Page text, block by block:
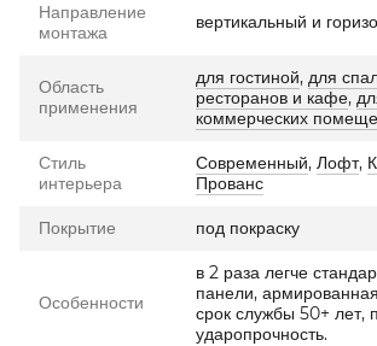
Направление
монтажа
вертикальный и
Область
применения
для гостиной, для
ресторанов и кафе,
коммерческих
Стиль
интерьера
Современный, Лофт,
Прованс
Покрытие под покраску
Особенности
в 2 раза легче
панели,
срок службы 50+ лет,
ударопрочность.